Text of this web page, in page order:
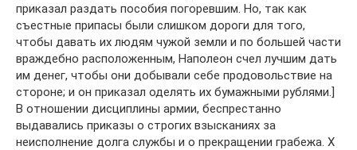
приказал раздать пособия погоревшим. Но, так как
съестные припасы были слишком дороги для того,
чтобы давать их людям чужой земли и по большей части
враждебно расположенным, Наполеон счел лучшим дать
им денег, чтобы они добывали себе продовольствие на
стороне; и он приказал оделять их бумажными рублями.]
В отношении дисциплины армии, беспрестанно
выдавались приказы о строгих взысканиях за
неисполнение долга службы и о прекращении грабежа. Х